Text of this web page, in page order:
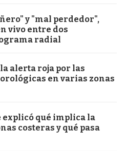
y "mal perdedor",
vivo entre dos
radial
alerta roja por las
en varias zonas
qué implica la
costeras y qué pasa